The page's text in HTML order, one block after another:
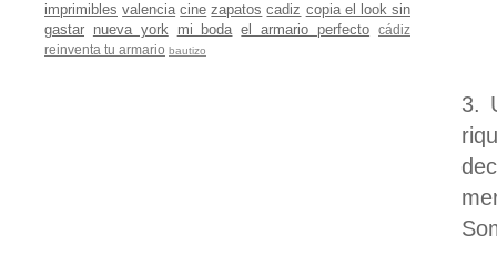
3.
imprimibles valencia cine zapatos cadiz copia el look sin
gastar nueva york mi boda el armario perfecto
cádiz
reinventa tu armario bautizo